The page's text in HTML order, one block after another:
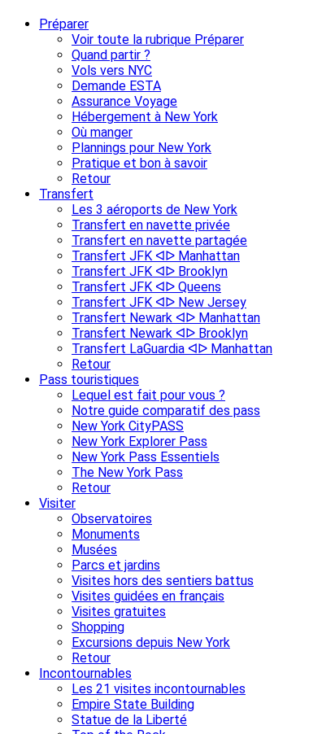
Préparer
Voir toute la rubrique Préparer
Quand partir ?
Vols vers NYC
Demande ESTA
Assurance Voyage
Hébergement à New York
Où manger
Plannings pour New York
Pratique et bon à savoir
Retour
Transfert
Les 3 aéroports de New York
Transfert en navette privée
Transfert en navette partagée
Transfert JFK ᐊᐅ Manhattan
Transfert JFK ᐊᐅ Brooklyn
Transfert JFK ᐊᐅ Queens
Transfert JFK ᐊᐅ New Jersey
Transfert Newark ᐊᐅ Manhattan
Transfert Newark ᐊᐅ Brooklyn
Transfert LaGuardia ᐊᐅ Manhattan
Retour
Pass touristiques
Lequel est fait pour vous ?
Notre guide comparatif des pass
New York CityPASS
New York Explorer Pass
New York Pass Essentiels
The New York Pass
Retour
Visiter
Observatoires
Monuments
Musées
Parcs et jardins
Visites hors des sentiers battus
Visites guidées en français
Visites gratuites
Shopping
Excursions depuis New York
Retour
Incontournables
Les 21 visites incontournables
Empire State Building
Statue de la Liberté